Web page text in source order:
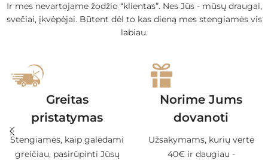
Ir mes nevartojame žodžio “klientas”. Nes Jūs - mūsų draugai,
svečiai, įkvėpėjai. Būtent dėl to kas dieną mes stengiamės vis
labiau.
Greitas
pristatymas
Stengiamės, kaip galėdami
greičiau, pasirūpinti Jūsų
Norime Jums
dovanoti
Užsakymams, kurių vertė
40€ ir daugiau -